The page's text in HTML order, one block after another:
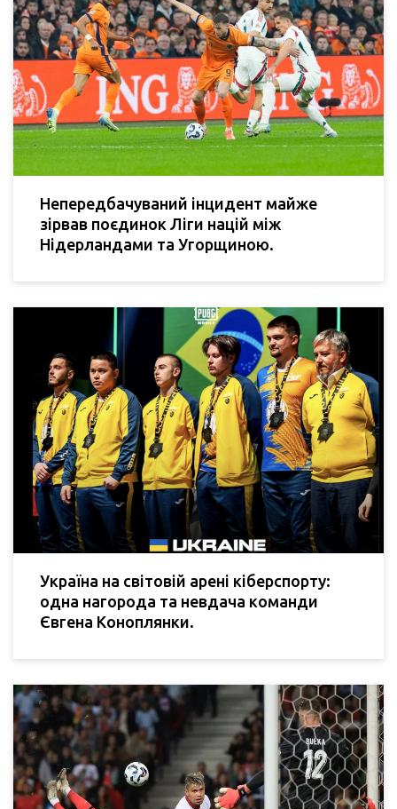
Непередбачуваний інцидент майже
зірвав поєдинок Ліги націй між
Нідерландами та Угорщиною.
Україна на світовій арені кіберспорту:
одна нагорода та невдача команди
Євгена Коноплянки.